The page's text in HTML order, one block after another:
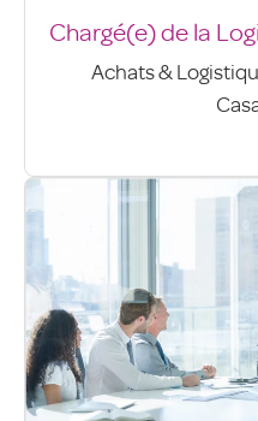
Chargé(e) de la
Achats &